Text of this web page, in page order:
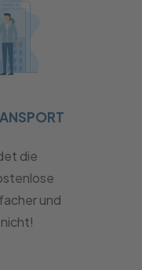
die
und